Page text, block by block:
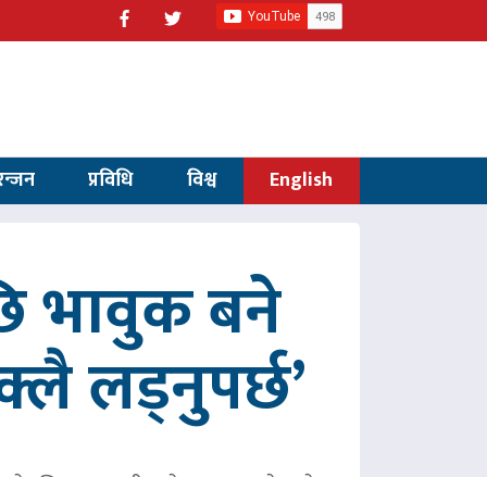
प्रविधि विश्व English
भावुक बने
लड्नुपर्छ’